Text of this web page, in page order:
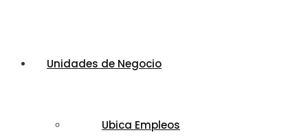
Unidades de Negocio
Ubica Empleos